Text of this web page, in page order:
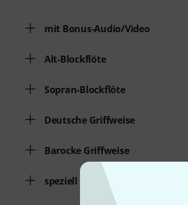
mit Bonus-Audio/Video
Alt-Blockflöte
Sopran-Blockflöte
Deutsche Griffweise
Barocke Griffweise
speziell für Kinder